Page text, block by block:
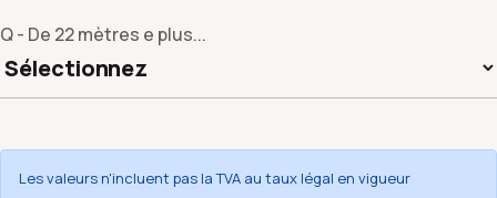
Q - De 22 mètres e plus...
Les valeurs n'incluent pas la TVA au taux légal en vigueur